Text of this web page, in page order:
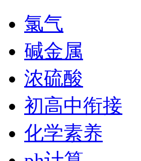
氯气
碱金属
浓硫酸
初高中衔接
化学素养